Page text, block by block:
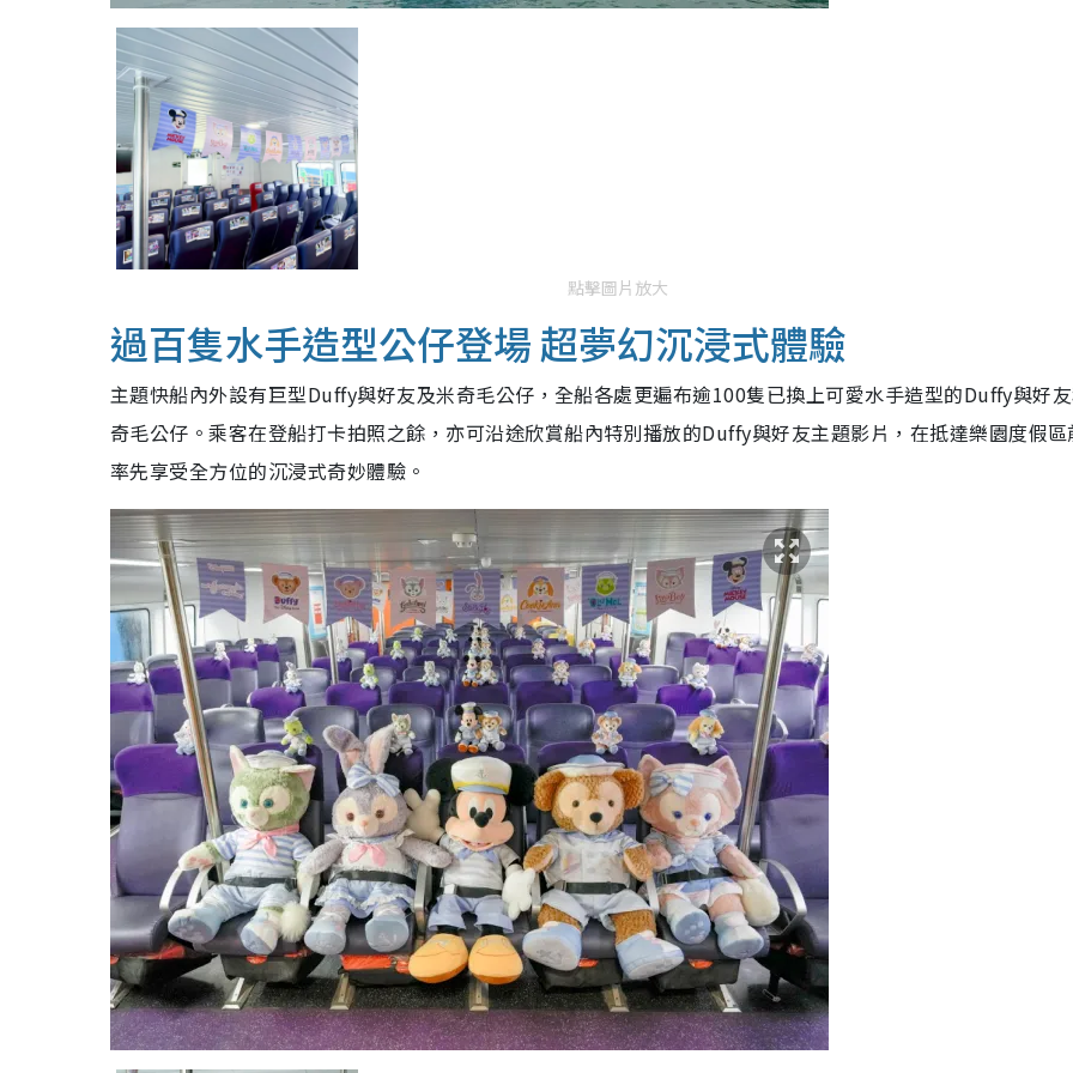
點擊圖片放大
過百隻水手造型公仔登場 超夢幻沉浸式體驗
主題快船內外設有巨型Duffy與好友及米奇毛公仔，全船各處更遍布逾100隻已換上可愛水手造型的Duffy與好
奇毛公仔。乘客在登船打卡拍照之餘，亦可沿途欣賞船內特別播放的Duffy與好友主題影片，在抵達樂園度假區
率先享受全方位的沉浸式奇妙體驗。